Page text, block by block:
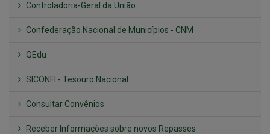
Controladoria-Geral da União
Confederação Nacional de Municípios - CNM
QEdu
SICONFI - Tesouro Nacional
Consultar Convênios
Receber Informações sobre novos Repasses